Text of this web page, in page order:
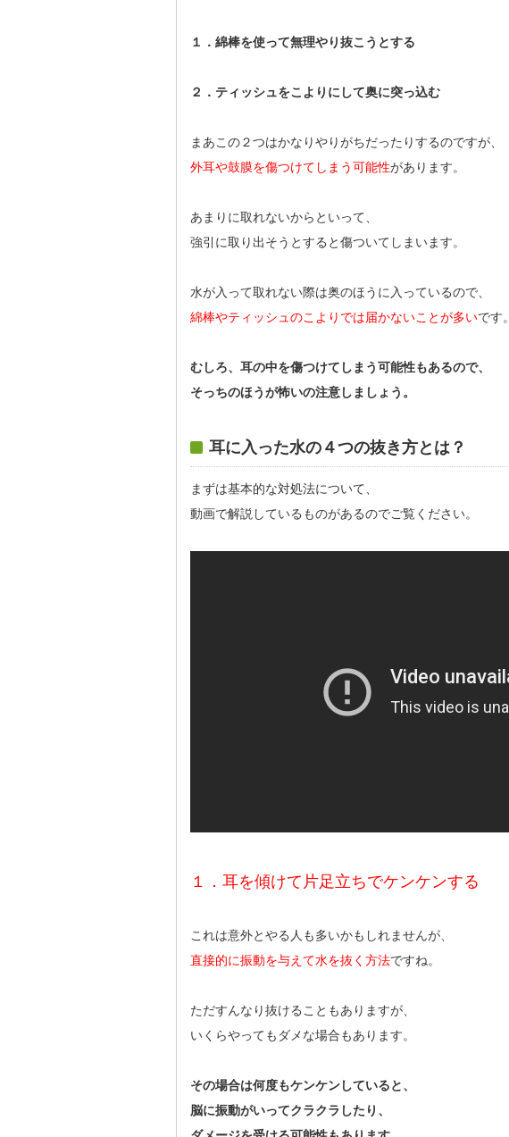
１．綿棒を使って無理やり抜こうとする
２．ティッシュをこよりにして奥に突っ込む
まあこの２つはかなりやりがちだったりするのですが、
外耳や鼓膜を傷つけてしまう可能性があります。
あまりに取れないからといって、
強引に取り出そうとすると傷ついてしまいます。
水が入って取れない際は奥のほうに入っているので、
綿棒やティッシュのこよりでは届かないことが多いです。
むしろ、耳の中を傷つけてしまう可能性もあるので、
そっちのほうが怖いの注意しましょう。
耳に入った水の４つの抜き方とは？
まずは基本的な対処法について、
動画で解説しているものがあるのでご覧ください。
１．耳を傾けて片足立ちでケンケンする
これは意外とやる人も多いかもしれませんが、
直接的に振動を与えて水を抜く方法ですね。
ただすんなり抜けることもありますが、
いくらやってもダメな場合もあります。
その場合は何度もケンケンしていると、
脳に振動がいってクラクラしたり、